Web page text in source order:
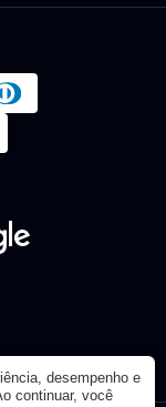
desempenho e
continuar, você